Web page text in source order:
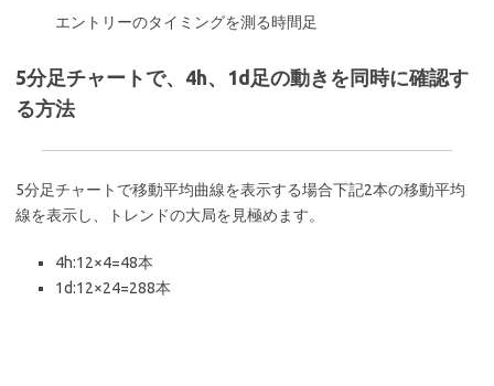
エントリーのタイミングを測る時間足
5分足チャートで、4h、1d足の動きを同時に確認す
る方法
5分足チャートで移動平均曲線を表示する場合下記2本の移動平均
線を表示し、トレンドの大局を見極めます。
4h:12×4=48本
1d:12×24=288本